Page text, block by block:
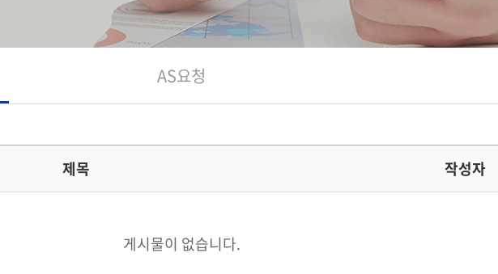
AS요청
제목 작성자
게시물이 없습니다.